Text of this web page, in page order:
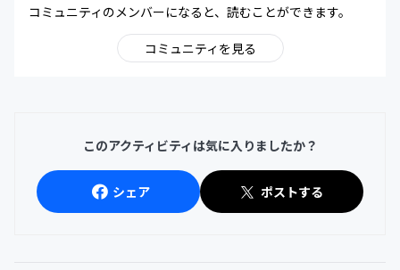
コミュニティのメンバーになると、読むことができます。
コミュニティを見る
このアクティビティは気に入りましたか？
シェア ポストする